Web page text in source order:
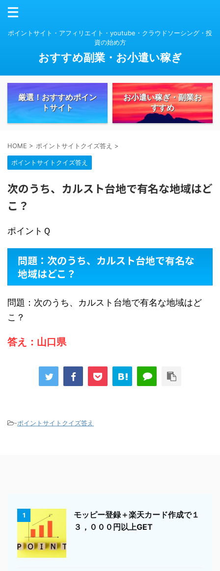
ポイントサイト・アフィリエイト・youtube・クラウドソーシング・投
資の始め方
おすすめ副業・お小遣い稼ぎ
厳選！おすすめポイン
トサイト
お小遣い稼ぎ・副業お
すすめ
HOME > ポイントサイトクイズ答え >
ポイントサイトクイズ答え
次のうち、カルスト台地で有名な地域はど
こ？
ポイントＱ
問題：次のうち、カルスト台地で有名な
地域はどこ？
問題：次のうち、カルスト台地で有名な地域はど
こ？
答え：山口県
-ポイントサイトクイズ答え
1
モッピー登録＋楽天カード作成で１
３，０００円以上GET